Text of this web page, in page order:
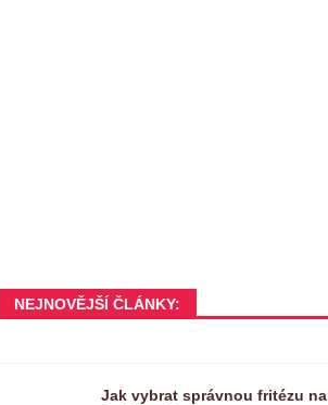
NEJNOVĚJŠÍ ČLÁNKY:
Jak vybrat správnou fritézu na